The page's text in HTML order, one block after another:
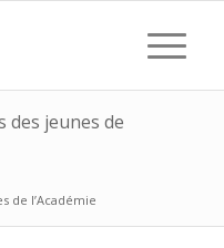
des jeunes de
de l’Académie